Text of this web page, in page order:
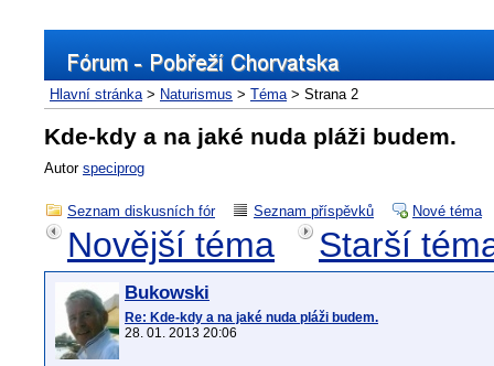
Hlavní stránka> Naturismus > Téma> Strana 2
Kde-kdy a na jaké nuda pláži budem.
Autor speciprog
Seznam diskusních fór Seznam příspěvků Nové téma
Novější téma Starší
Bukowski
Re: Kde-kdy a na jaké nuda pláži budem.
28. 01. 2013 20:06